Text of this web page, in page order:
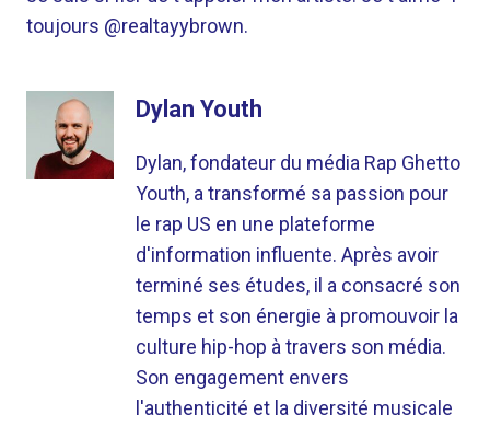
toujours @realtayybrown.
Dylan Youth
Dylan, fondateur du média Rap Ghetto
Youth, a transformé sa passion pour
le rap US en une plateforme
d'information influente. Après avoir
terminé ses études, il a consacré son
temps et son énergie à promouvoir la
culture hip-hop à travers son média.
Son engagement envers
l'authenticité et la diversité musicale